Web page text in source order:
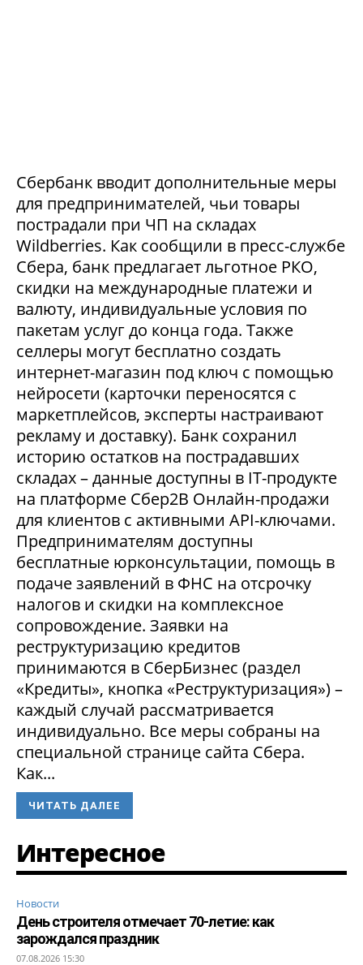
Сбербанк вводит дополнительные меры
для предпринимателей, чьи товары
пострадали при ЧП на складах
Wildberries. Как сообщили в пресс-службе
Сбера, банк предлагает льготное РКО,
скидки на международные платежи и
валюту, индивидуальные условия по
пакетам услуг до конца года. Также
селлеры могут бесплатно создать
интернет-магазин под ключ с помощью
нейросети (карточки переносятся с
маркетплейсов, эксперты настраивают
рекламу и доставку). Банк сохранил
историю остатков на пострадавших
складах – данные доступны в IT-продукте
на платформе Сбер2В Онлайн-продажи
для клиентов с активными API-ключами.
Предпринимателям доступны
бесплатные юрконсультации, помощь в
подаче заявлений в ФНС на отсрочку
налогов и скидки на комплексное
сопровождение. Заявки на
реструктуризацию кредитов
принимаются в СберБизнес (раздел
«Кредиты», кнопка «Реструктуризация») –
каждый случай рассматривается
индивидуально. Все меры собраны на
специальной странице сайта Сбера.
Как...
ЧИТАТЬ ДАЛЕЕ
Интересное
Новости
День строителя отмечает 70-летие: как
зарождался праздник
07.08.2026 15:30